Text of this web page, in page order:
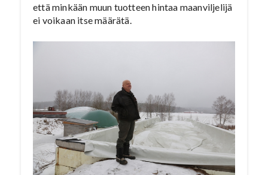
että minkään muun tuotteen hintaa maanviljelijä
ei voikaan itse määrätä.